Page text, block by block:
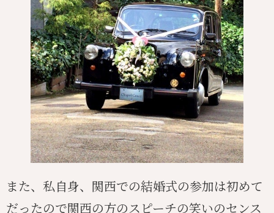
また、私自身、関西での結婚式の参加は初めて
だったので関西の方のスピーチの笑いのセンス